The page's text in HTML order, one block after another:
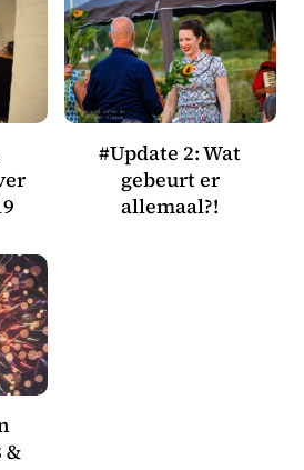
#Update 2: Wat
gebeurt er
allemaal?!
&